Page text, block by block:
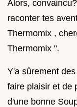
Alors,
raconter tes
Thermomix ,
Thermomix ".
Y'a sûrement
faire plaisir et de
d'une bonne